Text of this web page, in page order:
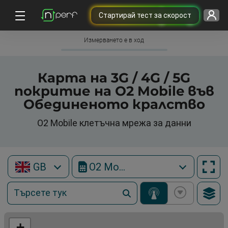
Cтартирай тест за скорост
Измерването е в ход
Карта на 3G / 4G / 5G
покритие на O2 Mobile във
Обединеното кралство
O2 Mobile клетъчна мрежа за данни
GB O2 Mobile